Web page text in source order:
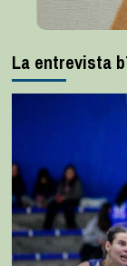
La entrevista